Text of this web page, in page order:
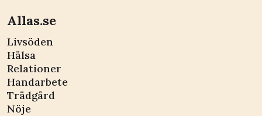
Allas.se
Livsöden
Hälsa
Relationer
Handarbete
Trädgård
Nöje